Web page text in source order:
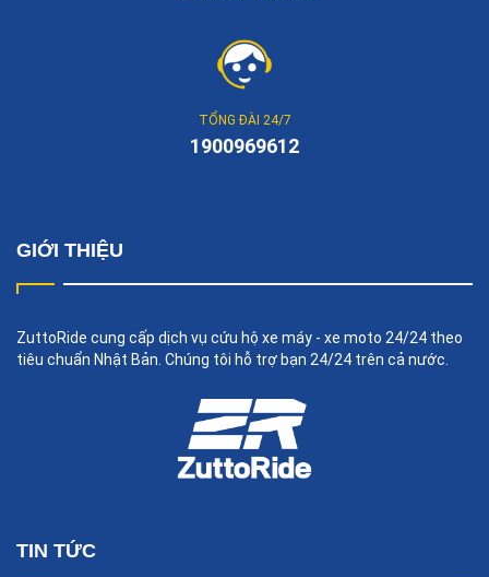
TỔNG ĐÀI 24/7
1900969612
GIỚI THIỆU
ZuttoRide cung cấp dịch vụ cứu hộ xe máy - xe moto 24/24 theo
tiêu chuẩn Nhật Bản. Chúng tôi hỗ trợ bạn 24/24 trên cả nước.
TIN TỨC